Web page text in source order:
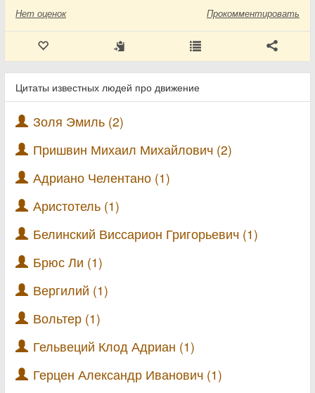
Нет оценок Прокомментировать
Цитаты известных людей про движение
Золя Эмиль (2)
Пришвин Михаил Михайлович (2)
Адриано Челентано (1)
Аристотель (1)
Белинский Виссарион Григорьевич (1)
Брюс Ли (1)
Вергилий (1)
Вольтер (1)
Гельвеций Клод Адриан (1)
Герцен Александр Иванович (1)